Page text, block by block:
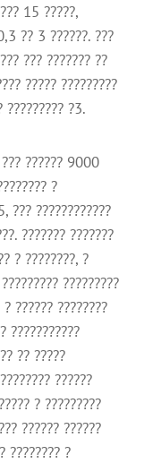
15 ?????,
?? 3 ??????. ???
??? ??????? ??
????? ?????????
????????? ?3.
??? ?????? 9000
?
??? ????????????
??????? ???????
? ????????, ?
?????????
?????? ????????
???????????
?? ?????
??????
? ?????????
?????? ??????
???????? ?